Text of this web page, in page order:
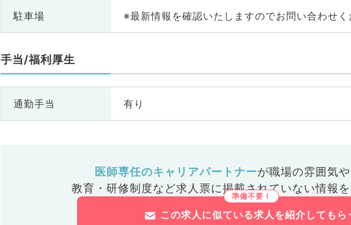
駐車場 ※最新情報を確認いたしますのでお問い合わせく
手当/福利厚生
通勤手当 有り
医師専任のキャリアパートナーが職場の雰囲気や
教育・研修制度など求人票に掲載されていない情報を
この求人に似ている求人を紹介してもら